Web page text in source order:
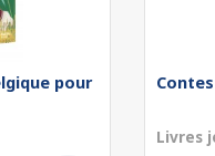
pour
Livres